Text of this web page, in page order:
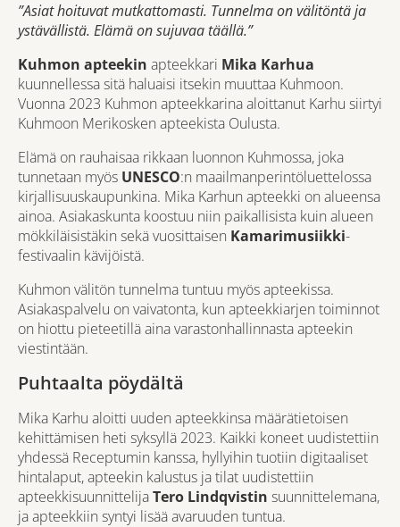
”Asiat hoituvat mutkattomasti. Tunnelma on välitöntä ja
ystävällistä. Elämä on sujuvaa täällä.”
Kuhmon apteekin apteekkari Mika Karhua
kuunnellessa sitä haluaisi itsekin muuttaa Kuhmoon.
Vuonna 2023 Kuhmon apteekkarina aloittanut Karhu siirtyi
Kuhmoon Merikosken apteekista Oulusta.
Elämä on rauhaisaa rikkaan luonnon Kuhmossa, joka
tunnetaan myös UNESCO:n maailmanperintöluettelossa
kirjallisuuskaupunkina. Mika Karhun apteekki on alueensa
ainoa. Asiakaskunta koostuu niin paikallisista kuin alueen
mökkiläisistäkin sekä vuosittaisen Kamarimusiikki-
festivaalin kävijöistä.
Kuhmon välitön tunnelma tuntuu myös apteekissa.
Asiakaspalvelu on vaivatonta, kun apteekkiarjen toiminnot
on hiottu pieteetillä aina varastonhallinnasta apteekin
viestintään.
Puhtaalta pöydältä
Mika Karhu aloitti uuden apteekkinsa määrätietoisen
kehittämisen heti syksyllä 2023. Kaikki koneet uudistettiin
yhdessä Receptumin kanssa, hyllyihin tuotiin digitaaliset
hintalaput, apteekin kalustus ja tilat uudistettiin
apteekkisuunnittelijaTero Lindqvistin suunnittelemana,
ja apteekkiin syntyi lisää avaruuden tuntua.